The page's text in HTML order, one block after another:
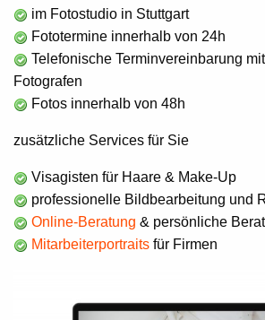
im Fotostudio in Stuttgart
Fototermine innerhalb von 24h
Telefonische Terminvereinbarung
Fotografen
Fotos innerhalb von 48h
zusätzliche Services für Sie
Visagisten für Haare & Make-Up
professionelle Bildbearbeitung und
Online-Beratung & persönliche
Mitarbeiterportraits für Firmen